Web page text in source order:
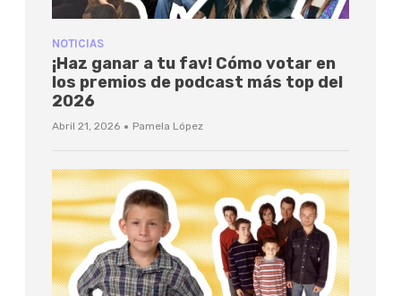
NOTICIAS
¡Haz ganar a tu fav! Cómo votar en
los premios de podcast más top del
2026
Abril 21, 2026 · Pamela López